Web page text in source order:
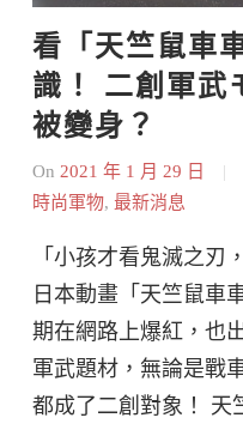
看「天竺鼠車
識！ 二創軍武
被變身？
On 2021 年 1 月 29 日
時尚軍物, 最新消息
「小孩才看鬼滅之刃
日本動畫「天竺鼠車
期在網路上爆紅，也
軍武題材，無論是戰
都成了二創對象！ 天